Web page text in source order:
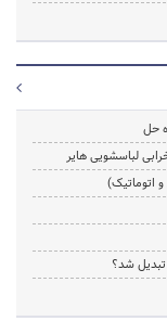
لباسشویی هایر
اتوماتیک)
تبدیل شد؟